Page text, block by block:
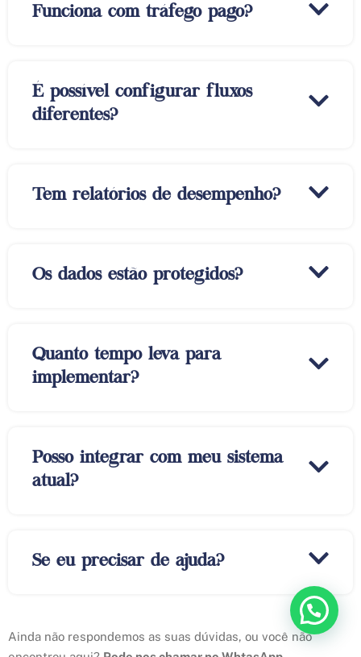
Funciona com tráfego pago?
É possível configurar fluxos
diferentes?
Tem relatórios de desempenho?
Os dados estão protegidos?
Quanto tempo leva para
implementar?
Posso integrar com meu sistema
atual?
Se eu precisar de ajuda?
Ainda não respondemos as suas dúvidas, ou você não